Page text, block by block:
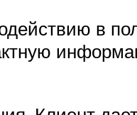
в